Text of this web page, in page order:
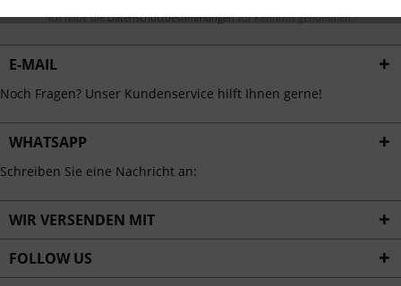
Ich habe dieDatenschutzbestimmungenzur Kenntnis genommen.
E-MAIL
Noch Fragen? Unser Kundenservice hilft Ihnen gerne!
WHATSAPP
Schreiben Sie eine Nachricht an:
WIR VERSENDEN MIT
FOLLOW US
Personalisierung Inaktiv
Service